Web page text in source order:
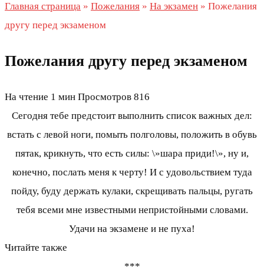
Главная страница » Пожелания » На экзамен » Пожелания
другу перед экзаменом
Пожелания другу перед экзаменом
На чтение 1 мин Просмотров 816
Сегодня тебе предстоит выполнить список важных дел:
встать с левой ноги, помыть полголовы, положить в обувь
пятак, крикнуть, что есть силы: \»шара приди!\», ну и,
конечно, послать меня к черту! И с удовольствием туда
пойду, буду держать кулаки, скрещивать пальцы, ругать
тебя всеми мне известными непристойными словами.
Удачи на экзамене и не пуха!
Читайте также
***